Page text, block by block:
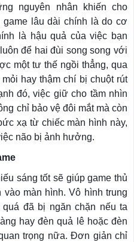
nguyên nhân khiến cho
lâu dài chính là do cơ
là hậu quả của việc bạn
để hai đùi song song với
một tư thế ngồi thẳng, qua
hay thậm chí bị chuột rút
đó, việc giữ cho tầm nhìn
chỉ bảo vệ đôi mắt mà còn
xạ từ chiếc màn hình này,
não bị ảnh hưởng.
sáng tốt sẽ giúp game thủ
màn hình. Vô hình trung
đã bị ngăn chặn nếu ta
hay đèn quả lê hoặc đèn
trọng nữa. Đơn giản chỉ